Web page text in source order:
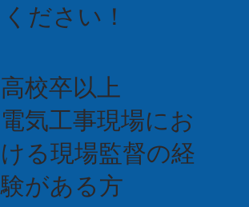
ください！
高校卒以上
電気工事現場にお
ける現場監督の経
験がある方